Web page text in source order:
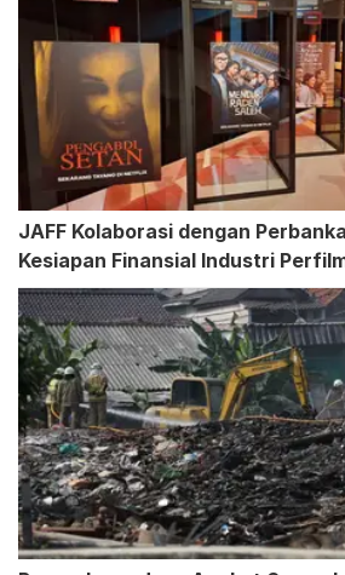
JAFF Kolaborasi dengan
Kesiapan Finansial Industri